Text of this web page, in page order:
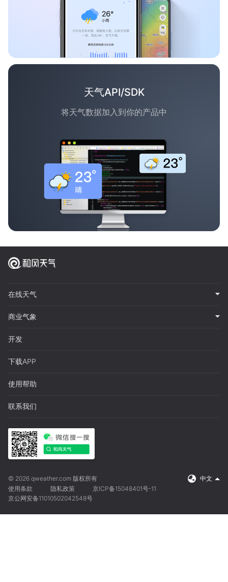
天气API/SDK
将天气数据加入到你的产品中
在线天气
商业气象
开发
下载APP
使用帮助
联系我们
© 2026 qweather.com 版权所有
中文
使用条款
隐私政策
京ICP备15048401号-11
京公网安备11010502042548号